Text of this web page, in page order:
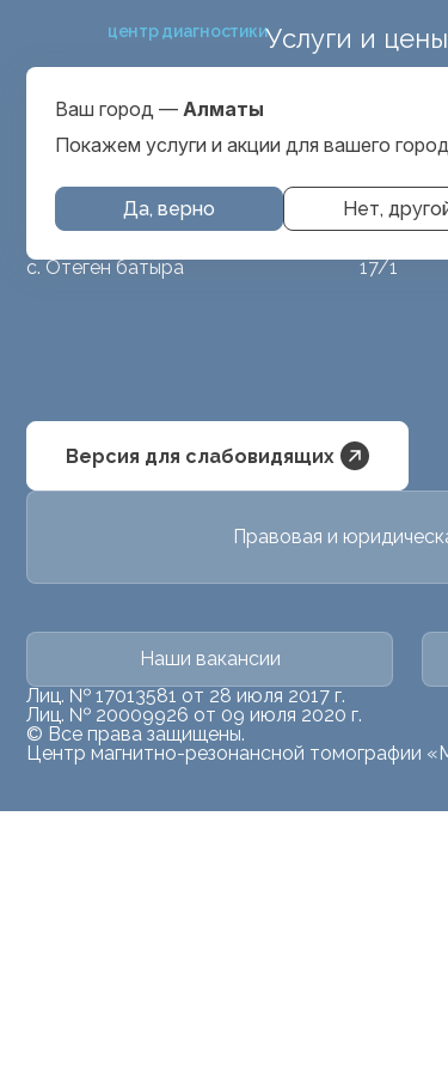
центр диагностикиУслуги и цены
Выбрать город
Алматы
МРТ животным
с. Отеген батыра
ул.
17/1
Ваш город — Алматы
Покажем услуги и акции для вашего
Да, верно Нет,
Версия для слабовидящих
Правовая и
Наши вакансии
Лиц. № 17013581 от 28 июля 2017 г.
Лиц. № 20009926 от 09 июля 2020 г.
© Все права защищены.
Центр магнитно-резонансной томографии